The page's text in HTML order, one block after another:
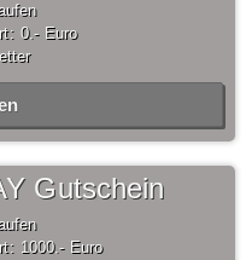
0,- Euro
Gutschein
1000,- Euro